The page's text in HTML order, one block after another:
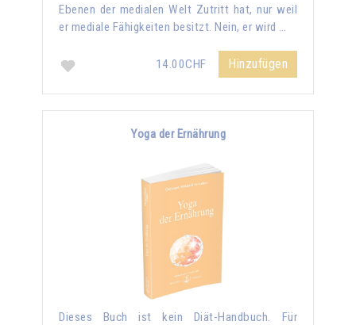
Ebenen der medialen Welt Zutritt hat, nur weil
er mediale Fähigkeiten besitzt. Nein, er wird …
14.00CHF Hinzufügen
Yoga der Ernährung
Dieses Buch ist kein Diät-Handbuch. Für